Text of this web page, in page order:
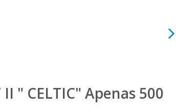
" CELTIC" Apenas 500